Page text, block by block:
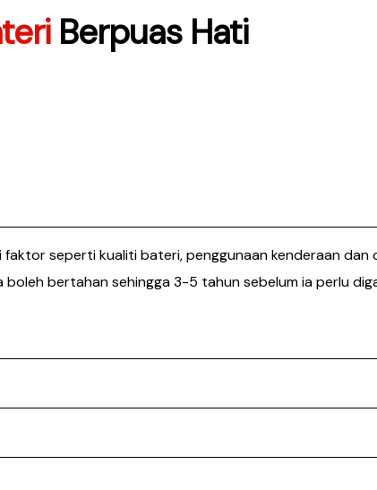
Berpuas Hati
seperti kualiti bateri, penggunaan kenderaan dan
bertahan sehingga 3-5 tahun sebelum ia perlu